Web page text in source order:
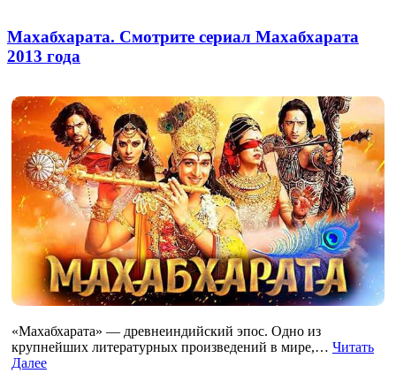
Махабхарата. Смотрите сериал Махабхарата
2013 года
«Махабхарата» — древнеиндийский эпос. Одно из
крупнейших литературных произведений в мире,… Читать
Далее